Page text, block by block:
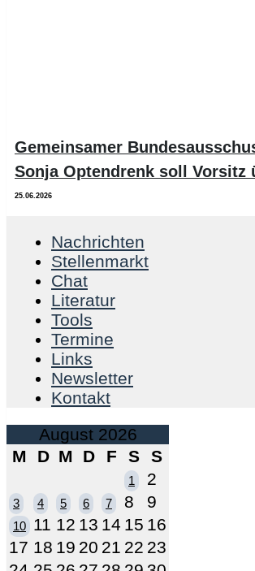
Gemeinsamer
Sonja Optendrenk soll Vorsitz
25.06.2026
Nachrichten
Stellenmarkt
Chat
Literatur
Tools
Termine
Links
Newsletter
Kontakt
August 2026
M
D M D F S S
1 2
3 4 5 6 7 8 9
10 11 12 13 14 15 16
17 18 19 20 21 22 23